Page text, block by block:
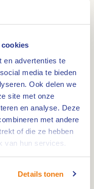
en advertenties te
media te bieden
Ook delen we
site met onze
en analyse. Deze
met andere
of die ze hebben
van hun services.
Details tonen
bereikbaar met
Op zondagen
feestdagen kan in
op de
en op de
en dit geldt